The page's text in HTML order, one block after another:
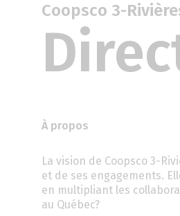
Coopsco 3-
À propos
La vision de Coopsco 3-
et de ses engagements.
en multipliant les
au Québec?